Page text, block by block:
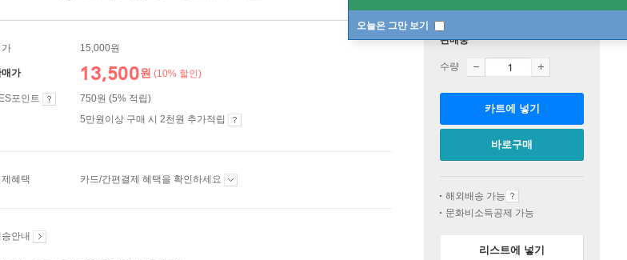
오늘은 그만 보기
가 15,000원
가 13,500원 (10% 할인)
포인트
750원 (5% 적립)
5만원이상 구매 시 2천원 추가적립
제혜택 카드/간편결제 혜택을 확인하세요
안내
판매중
수량
카트에 넣기
바로구매
해외배송 가능
문화비소득공제 가능
리스트에 넣기